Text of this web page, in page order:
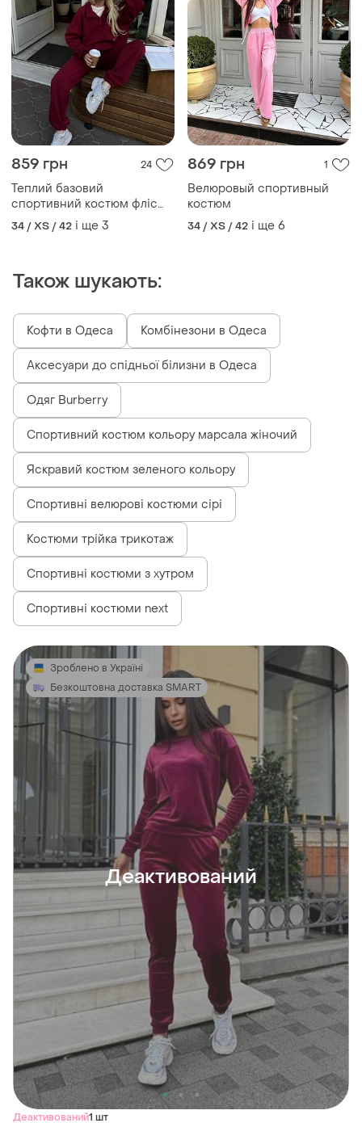
859 грн 24
Теплий базовий
спортивний костюм фліс
світшот на блискавці і
штани джогери
34 / XS / 42 і ще 3
869 грн 1
Велюровый спортивный
костюм
34 / XS / 42 і ще 6
Також шукають:
Кофти в Одеса Комбінезони в Одеса
Аксесуари до спідньої білизни в Одеса
Одяг Burberry
Спортивний костюм кольору марсала жіночий
Яскравий костюм зеленого кольору
Спортивні велюрові костюми сірі
Костюми трійка трикотаж
Спортивні костюми з хутром
Спортивні костюми next
Зроблено в Україні
Безкоштовна доставка SMART
Деактивований
Деактивований1 шт